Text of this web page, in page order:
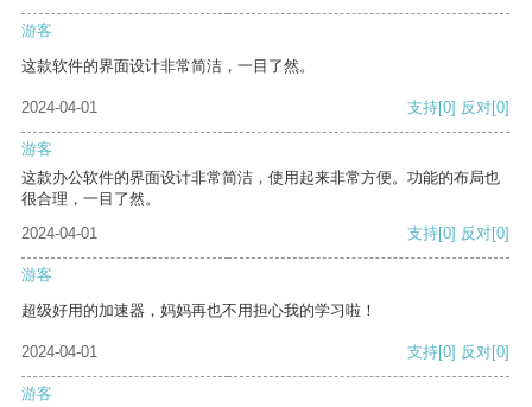
游客
这款软件的界面设计非常简洁，一目了然。
2024-04-01 支持[0] 反对[0]
游客
这款办公软件的界面设计非常简洁，使用起来非常方便。功能的布局也
很合理，一目了然。
2024-04-01
支持[0] 反对[0]
游客
超级好用的加速器，妈妈再也不用担心我的学习啦！
2024-04-01 支持[0] 反对[0]
游客